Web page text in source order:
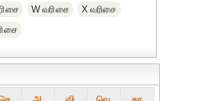
W வரிசை
X வரிசை